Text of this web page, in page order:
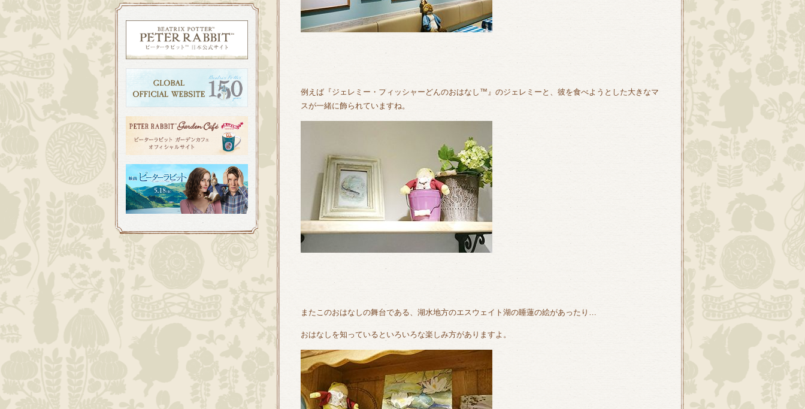
例えば『ジェレミー・フィッシャーどんのおはなし™』のジェレミーと、彼を食べようとした大きなマ
スが一緒に飾られていますね。
またこのおはなしの舞台である、湖水地方のエスウェイト湖の睡蓮の絵があったり…
おはなしを知っているといろいろな楽しみ方がありますよ。